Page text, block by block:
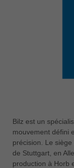
Bilz est un
mouvement défini
précision. Le
de Stuttgart, en
production à Horb